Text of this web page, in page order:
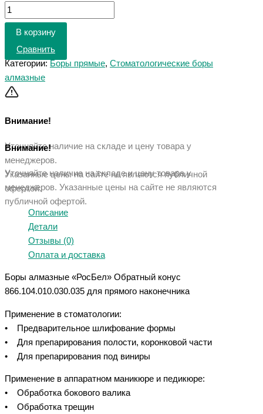
В корзину
Сравнить
Категории: Боры прямые, Стоматологические боры
алмазные
Внимание!
Уточняйте наличие на складе и цену товара у
менеджеров.
Указанные цены на сайте не являются публичной
офертой.
Внимание!
Уточняйте наличие на складе и цену товара у
менеджеров. Указанные цены на сайте не являются
публичной офертой.
Описание
Детали
Отзывы (0)
Оплата и доставка
Боры алмазные «РосБел» Обратный конус
866.104.010.030.035 для прямого наконечника
Применение в стоматологии:
• Предварительное шлифование формы
• Для препарирования полости, коронковой части
• Для препарирования под виниры
Применение в аппаратном маникюре и педикюре:
• Обработка бокового валика
• Обработка трещин